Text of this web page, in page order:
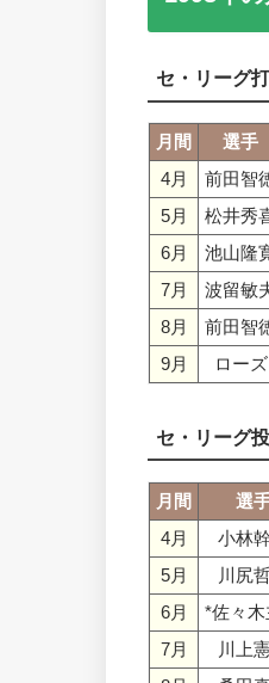
セ・リーグ
月間 選手
4月
前田智
5月
松井秀
6月
池山隆
7月
波留敏
8月
前田智
9月
ローズ
セ・リーグ
月間 選
4月
小林
5月
川尻
6月
*佐々
7月
川上